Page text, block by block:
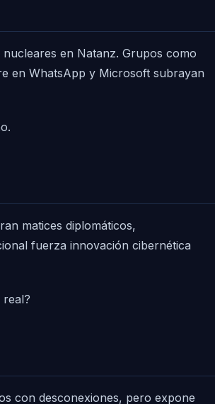
en Natanz. Grupos como
en WhatsApp y Microsoft subrayan
matices diplomáticos,
fuerza innovación cibernética
real?
con desconexiones, pero expone